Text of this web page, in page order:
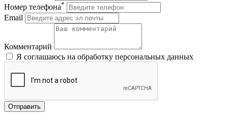
Номер телефона*
Email
Комментарий
Я соглашаюсь на обработку персональных данных
Отправить